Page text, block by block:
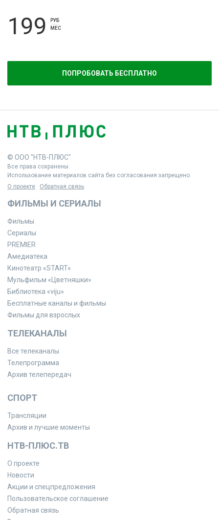
199
РУБ
МЕС
ПОПРОБОВАТЬ БЕСПЛАТНО
© ООО "НТВ-ПЛЮС"
Все права сохранены.
Использование материалов сайта без согласования запрещено.
О проекте
Обратная связь
ФИЛЬМЫ И СЕРИАЛЫ
Фильмы
Сериалы
PREMIER
Амедиатека
Кинотеатр «START»
Мульфильм «Цветняшки»
Библиотека «viju»
Бесплатные каналы и фильмы
Фильмы для взрослых
ТЕЛЕКАНАЛЫ
Все телеканалы
Телепрограмма
Архив телепередач
СПОРТ
Трансляции
Архив и лучшие моменты
НТВ-ПЛЮС.ТВ
О проекте
Новости
Акции и спецпредложения
Пользовательское соглашение
Обратная связь